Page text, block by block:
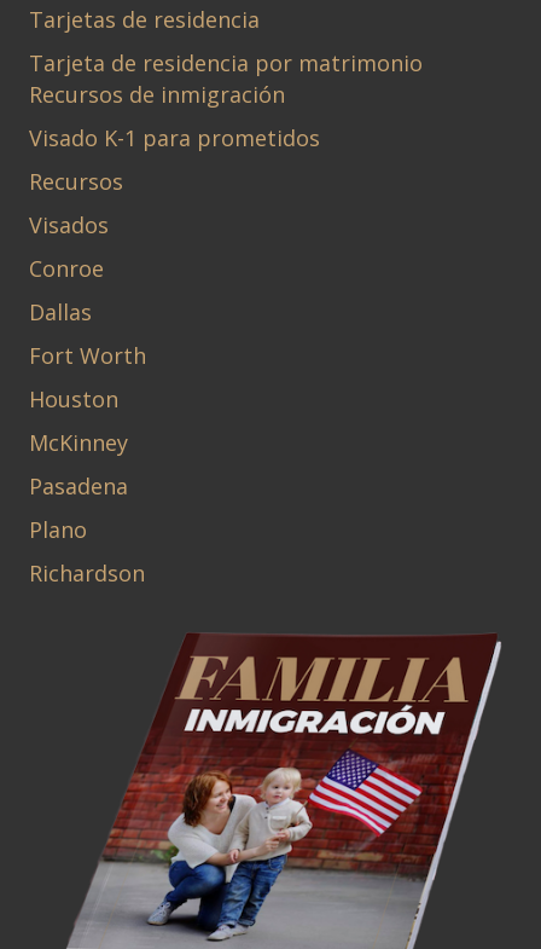
Tarjetas de residencia
Tarjeta de residencia por matrimonio
Recursos de inmigración
Visado K-1 para prometidos
Recursos
Visados
Conroe
Dallas
Fort Worth
Houston
McKinney
Pasadena
Plano
Richardson